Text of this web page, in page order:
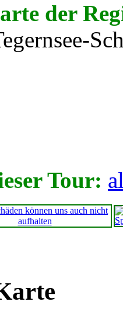
der
Tour: